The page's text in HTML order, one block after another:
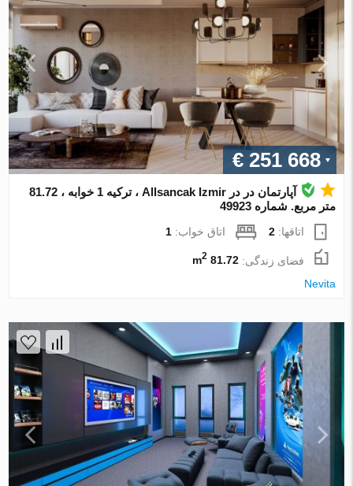
€ 251 668
آپارتمان در در Allsancak Izmir ، ترکیه 1 خوابه ، 81.72
متر مربع. شماره 49923
اتاقها:2 اتاق خواب:1
فضای زندگی:81.72 m
2
Nevita